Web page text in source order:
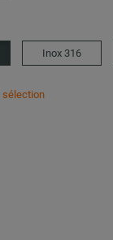
Inox 316
sélection